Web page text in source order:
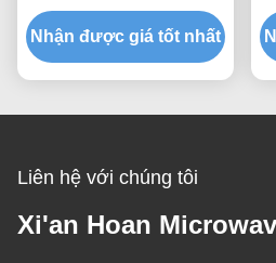
hoàn hảo cho phụ kiện
máy công cụ
Nhận được giá tốt nhất
Liên hệ với chúng tôi
Xi'an Hoan